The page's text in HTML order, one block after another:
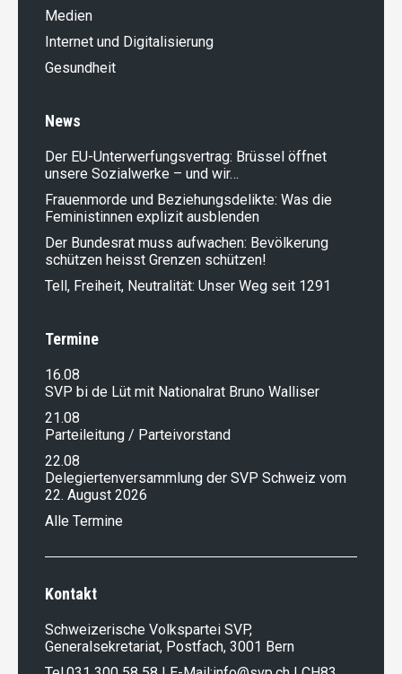
Medien
Internet und Digitalisierung
Gesundheit
News
Der EU-Unterwerfungsvertrag: Brüssel öffnet
unsere Sozialwerke – und wir…
Frauenmorde und Beziehungsdelikte: Was die
Feministinnen explizit ausblenden
Der Bundesrat muss aufwachen: Bevölkerung
schützen heisst Grenzen schützen!
Tell, Freiheit, Neutralität: Unser Weg seit 1291
Termine
16.08
SVP bi de Lüt mit Nationalrat Bruno Walliser
21.08
Parteileitung / Parteivorstand
22.08
Delegiertenversammlung der SVP Schweiz vom
22. August 2026
Alle Termine
Kontakt
Schweizerische Volkspartei SVP,
Generalsekretariat, Postfach, 3001 Bern